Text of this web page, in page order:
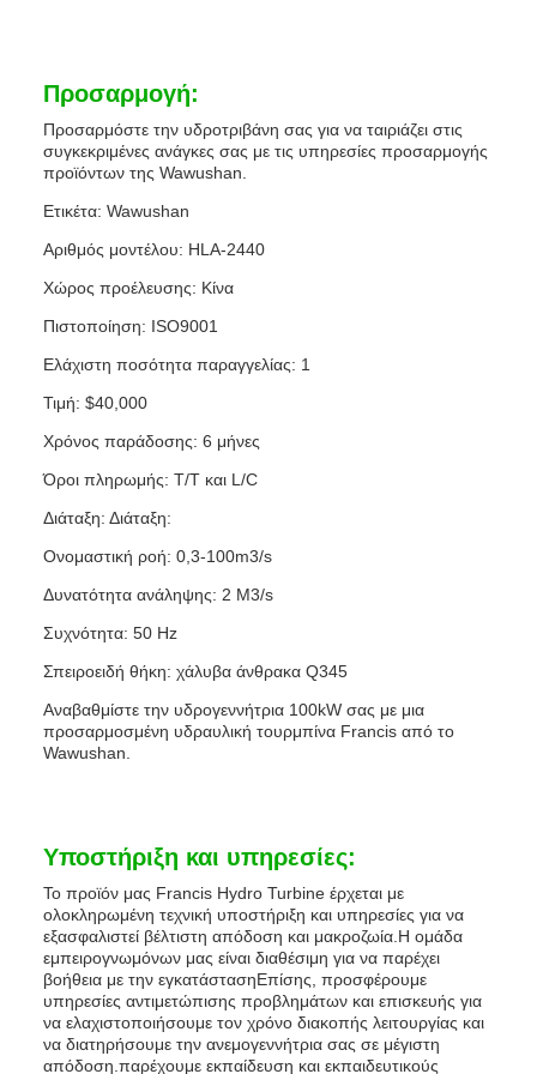
Προσαρμογή:
Προσαρμόστε την υδροτριβάνη σας για να ταιριάζει στις
συγκεκριμένες ανάγκες σας με τις υπηρεσίες προσαρμογής
προϊόντων της Wawushan.
Ετικέτα: Wawushan
Αριθμός μοντέλου: HLA-2440
Χώρος προέλευσης: Κίνα
Πιστοποίηση: ISO9001
Ελάχιστη ποσότητα παραγγελίας: 1
Τιμή: $40,000
Χρόνος παράδοσης: 6 μήνες
Όροι πληρωμής: T/T και L/C
Διάταξη: Διάταξη:
Ονομαστική ροή: 0,3-100m3/s
Δυνατότητα ανάληψης: 2 M3/s
Συχνότητα: 50 Hz
Σπειροειδή θήκη: χάλυβα άνθρακα Q345
Αναβαθμίστε την υδρογεννήτρια 100kW σας με μια
προσαρμοσμένη υδραυλική τουρμπίνα Francis από το
Wawushan.
Υποστήριξη και υπηρεσίες:
Το προϊόν μας Francis Hydro Turbine έρχεται με
ολοκληρωμένη τεχνική υποστήριξη και υπηρεσίες για να
εξασφαλιστεί βέλτιστη απόδοση και μακροζωία.Η ομάδα
εμπειρογνωμόνων μας είναι διαθέσιμη για να παρέχει
βοήθεια με την εγκατάστασηΕπίσης, προσφέρουμε
υπηρεσίες αντιμετώπισης προβλημάτων και επισκευής για
να ελαχιστοποιήσουμε τον χρόνο διακοπής λειτουργίας και
να διατηρήσουμε την ανεμογεννήτρια σας σε μέγιστη
απόδοση.παρέχουμε εκπαίδευση και εκπαιδευτικούς